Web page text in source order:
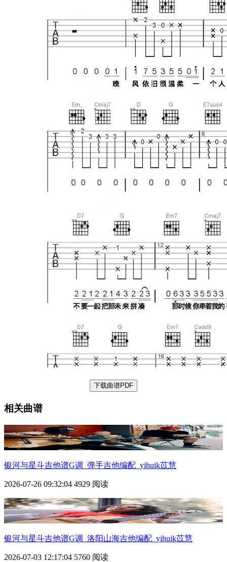
下载曲谱PDF
相关曲谱
银河与星斗吉他谱G调_弹手吉他编配_yihuik苡慧
2026-07-26 09:32:04 4929 阅读
银河与星斗吉他谱G调_洛阳山海吉他编配_yihuik苡慧
2026-07-03 12:17:04 5760 阅读